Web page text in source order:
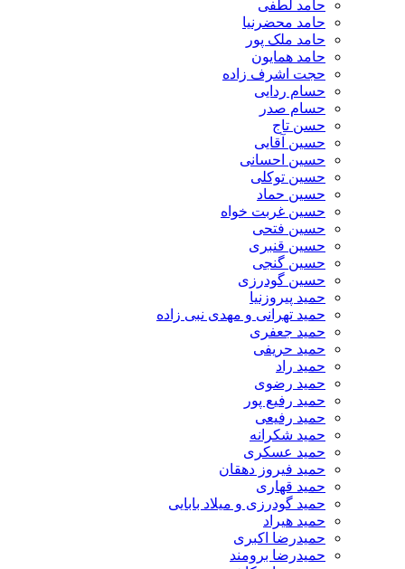
حامد لطفی
حامد محضرنیا
حامد ملک پور
حامد همایون
حجت اشرف زاده
حسام ردایی
حسام صدر
حسن تاج
حسین آقایی
حسین احسانی
حسین توکلی
حسین حماد
حسین غربت خواه
حسین فتحی
حسین قنبری
حسین گنجی
حسین گودرزی
حمید پیروزنیا
حمید تهرانی و مهدی نبی زاده
حمید جعفری
حمید حریفی
حمید راد
حمید رضوی
حمید رفیع پور
حمید رفیعی
حمید شکرانه
حمید عسکری
حمید فیروز دهقان
حمید قهاری
حمید گودرزی و میلاد بابایی
حمید هیراد
حمیدرضا اکبری
حمیدرضا برومند